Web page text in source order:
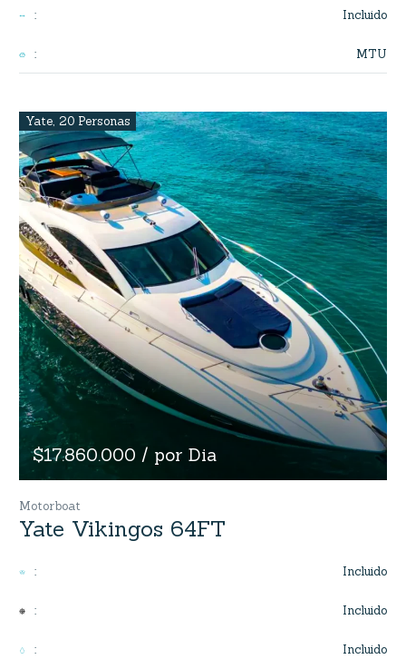
: Incluido
: MTU
Yate, 20 Personas
$17.860.000 / por Dia
Motorboat
Yate Vikingos 64FT
: Incluido
: Incluido
: Incluido